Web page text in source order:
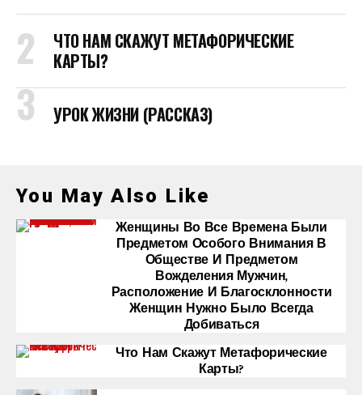
ЧТО НАМ СКАЖУТ МЕТАФОРИЧЕСКИЕ
КАРТЫ?
УРОК ЖИЗНИ (РАССКАЗ)
You May Also Like
Женщины Во Все Времена Были
Предметом Особого Внимания В
Обществе И Предметом
Вожделения Мужчин,
Расположение И Благосклонности
Женщин Нужно Было Всегда
Добиваться
Что Нам Скажут Метафорические
Карты?